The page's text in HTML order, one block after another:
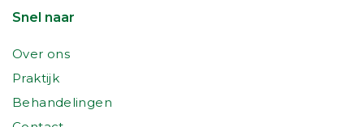
Snel naar
Over ons
Praktijk
Behandelingen